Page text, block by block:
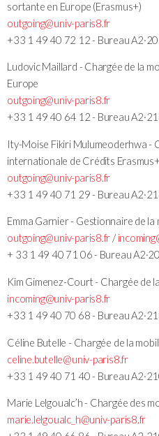
sortante en Europe (Erasmus+)
outgoing@univ-paris8.fr
+33 1 49 40 72 12 - Bureau
Ludovic Maillard - Chargée de la
Europe
outgoing@univ-paris8.fr
+33 1 49 40 64 12 - Bureau
Ity-Moise Fikiri Mulumeoderhwa -
internationale de Crédits
outgoing@univ-paris8.fr
+33 1 49 40 71 29 - Bureau
Emma Garnier - Gestionnaire de
outgoing@univ-paris8.fr/
+ 33 1 49 40 71 06 - Bureau
Kim Gimenez-Court - Chargée de
incoming@univ-paris8.fr
+33 1 49 40 70 68 - Bureau
Céline Butelle - Chargée de la
celine.butelle@univ-paris8.fr
+33 1 49 40 71 40 - Bureau
Marie Lelgoualc’h - Chargée des
marie.lelgoualc_h@univ-paris8.fr